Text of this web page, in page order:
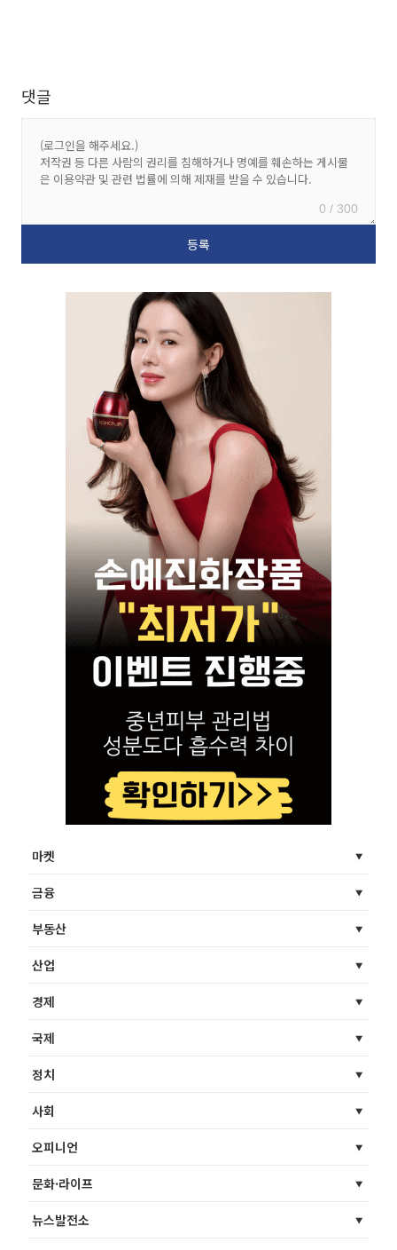
댓글
0 / 300
마켓
금융
부동산
산업
경제
국제
정치
사회
오피니언
문화·라이프
뉴스발전소